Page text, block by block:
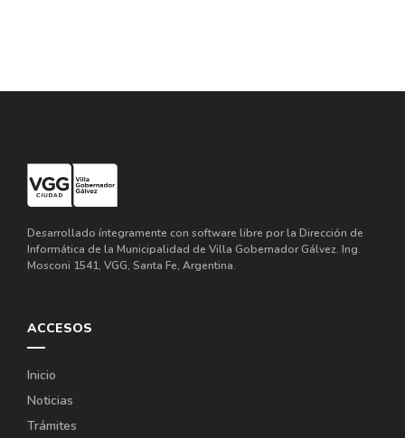
Desarrollado íntegramente con software libre por la Dirección de
Informática de la Municipalidad de Villa Gobernador Gálvez. Ing.
Mosconi 1541, VGG, Santa Fe, Argentina.
ACCESOS
Inicio
Noticias
Trámites